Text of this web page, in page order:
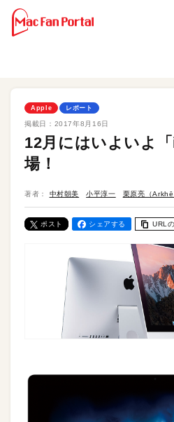
Apple レポート
掲載日： 2017年8月16日
12月にはいよいよ
場！
著者： 中村朝美 小平淳一 栗原亮（Arkhē
ポスト シェアする URL